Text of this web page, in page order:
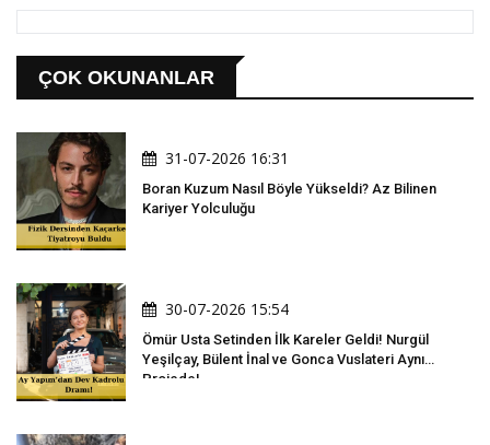
ÇOK OKUNANLAR
31-07-2026 16:31
Boran Kuzum Nasıl Böyle Yükseldi? Az Bilinen
Kariyer Yolculuğu
30-07-2026 15:54
Ömür Usta Setinden İlk Kareler Geldi! Nurgül
Yeşilçay, Bülent İnal ve Gonca Vuslateri Aynı
Projede!